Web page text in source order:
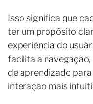
Isso significa que
ter um propósito
experiência do
facilita a
de aprendizado
interação mais